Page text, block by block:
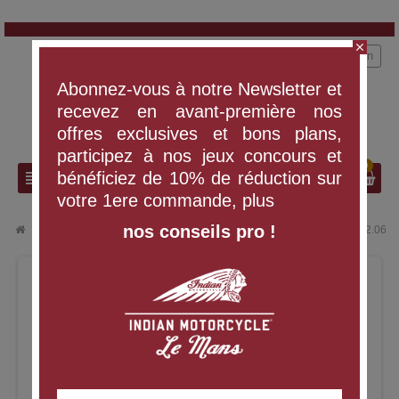
view_headline search
Connexion
0
VÊTEMENTS ET ÉQUIPEMENT chevron_right CASQUE JET - NORME ECE 22.06
close
Abonnez-vous à notre Newsletter et
recevez en avant-première nos
offres exclusives et bons plans,
participez à nos jeux concours et
bénéficiez de 10% de réduction sur
votre 1ere commande, plus
nos conseils pro !